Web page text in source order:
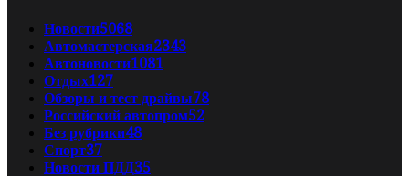
Новости5068
Автомастерская2343
Автоновости1081
Отдых127
Обзоры и тест драйвы78
Российский автопром52
Без рубрики48
Спорт37
Новости ПДД35